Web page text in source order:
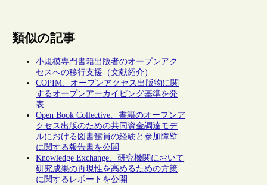
類似の記事
小規模専門書籍出版者のオープンアク
セスへの移行支援（文献紹介）
COPIM、オープンアクセス出版物に関
するオープンアーカイビング基準を発
表
Open Book Collective、書籍のオープンア
クセス出版のための共同資金調達モデ
ルにおける図書館員の経験と参加障壁
に関する報告書を公開
Knowledge Exchange、研究機関において
研究成果の再現性を高めるための方策
に関するレポートを公開